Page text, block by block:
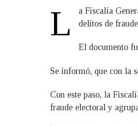
L
a Fiscalía
delitos de
El documento
Se informó, que con la
Con este paso, la
fraude electoral y